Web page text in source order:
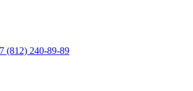
(812) 240-89-89